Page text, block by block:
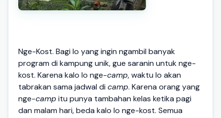
Nge-Kost. Bagi lo yang ingin ngambil banyak
program di kampung unik, gue saranin untuk nge-
kost. Karena kalo lo nge-camp, waktu lo akan
tabrakan sama jadwal di camp. Karena orang yang
nge-campitu punya tambahan kelas ketika pagi
dan malam hari, beda kalo lo nge-kost. Semua